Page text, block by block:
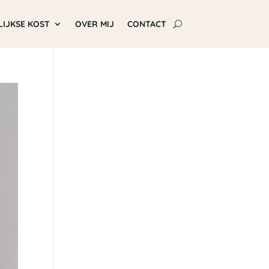
KOST OVER MIJ CONTACT